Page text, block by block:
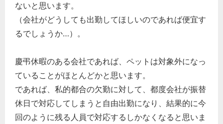
ないと思います。
（会社がどうしても出勤してほしいのであれば便宜す
るでしょうか…）。
慶弔休暇のある会社であれば、ペットは対象外になっ
ていることがほとんどかと思います。
であれば、私的都合の欠勤に対して、都度会社が振替
休日で対応してしまうと自由出勤になり、結果的に今
回のように残る人員で対応するしかなくなると思いま